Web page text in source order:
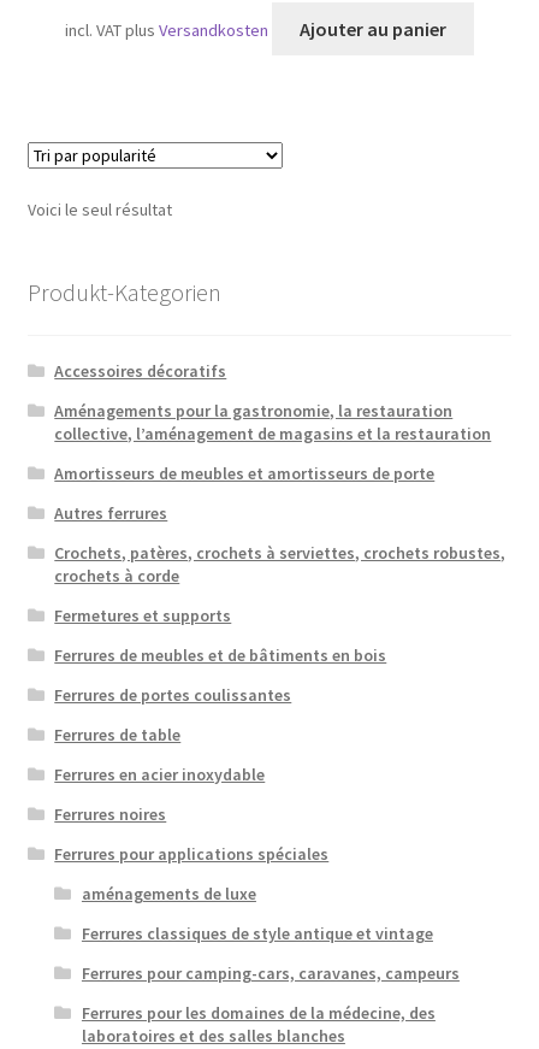
incl. VATplusVersandkosten Ajouter au panier
Voici le seul résultat
Produkt-Kategorien
Accessoires décoratifs
Aménagements pour la gastronomie, la restauration
collective, l’aménagement de magasins et la restauration
Amortisseurs de meubles et amortisseurs de porte
Autres ferrures
Crochets, patères, crochets à serviettes, crochets robustes,
crochets à corde
Fermetures et supports
Ferrures de meubles et de bâtiments en bois
Ferrures de portes coulissantes
Ferrures de table
Ferrures en acier inoxydable
Ferrures noires
Ferrures pour applications spéciales
aménagements de luxe
Ferrures classiques de style antique et vintage
Ferrures pour camping-cars, caravanes, campeurs
Ferrures pour les domaines de la médecine, des
laboratoires et des salles blanches